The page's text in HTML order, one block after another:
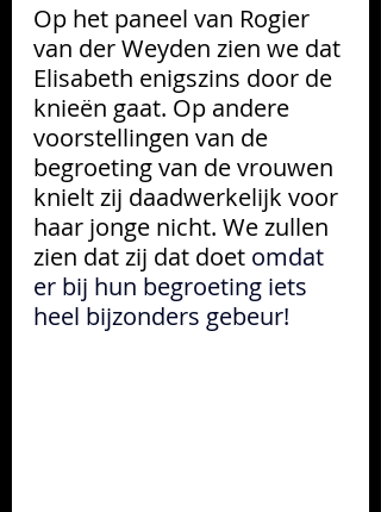
Op het paneel van Rogier
van der Weyden zien we dat
Elisabeth enigszins door de
knieën gaat. Op andere
voorstellingen van de
begroeting van de vrouwen
knielt zij daadwerkelijk voor
haar jonge nicht. We zullen
zien dat zij dat doet omdat
er bij hun begroeting iets
heel bijzonders gebeur!